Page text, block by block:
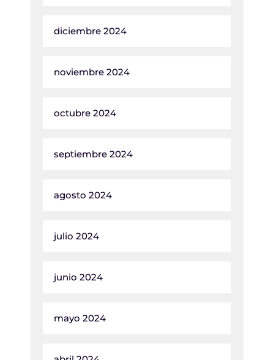
diciembre 2024
noviembre 2024
octubre 2024
septiembre 2024
agosto 2024
julio 2024
junio 2024
mayo 2024